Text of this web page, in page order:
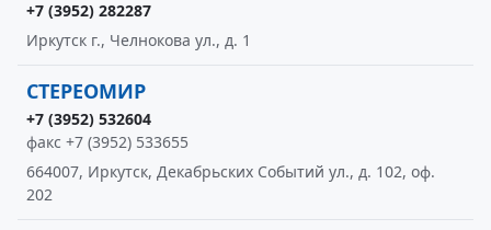
+7 (3952) 282287
Иркутск г., Челнокова ул., д. 1
СТЕРЕОМИР
+7 (3952) 532604
факс +7 (3952) 533655
664007, Иркутск, Декабрьских Событий ул., д. 102, оф.
202